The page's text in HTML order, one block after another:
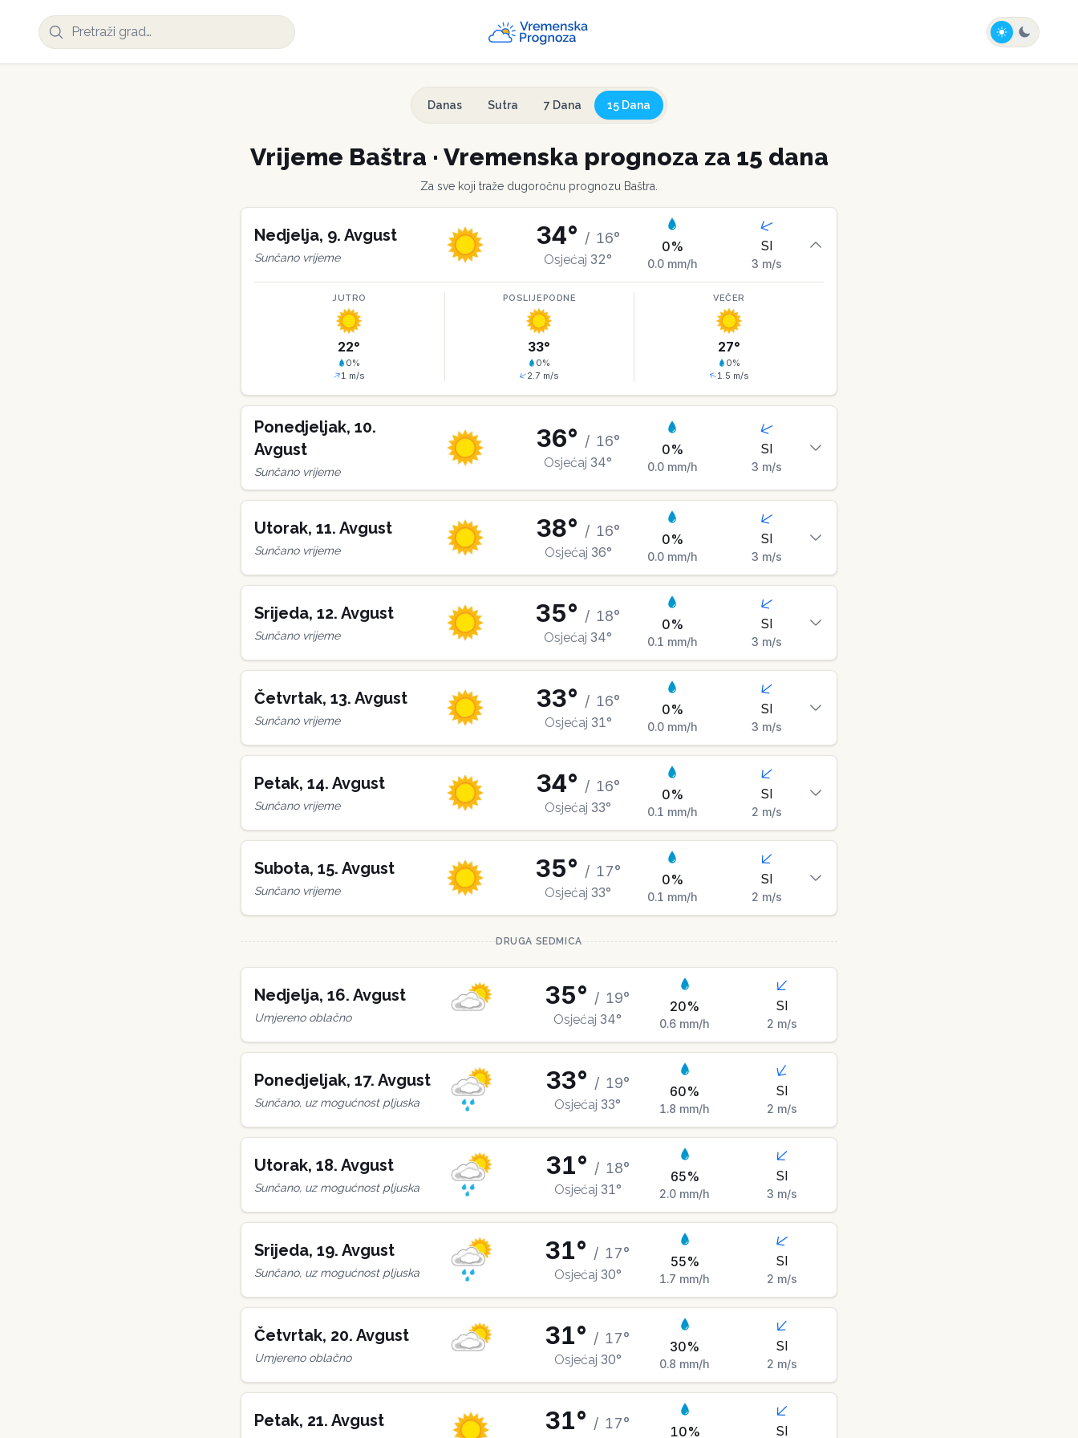
Danas Sutra 7 Dana 15 Dana
Vrijeme Baštra · Vremenska prognoza za 15 dana
Za sve koji traže dugoročnu prognozu Baštra
Nedjelja, 9. Avgust
Sunčano vrijeme
34° / 16°
Osjećaj 32°
0%
0.0mm/h
SI
3 m/s
JUTRO
22°
0%
1 m/s
POSLIJEPODNE
33°
0%
2.7 m/s
VEČER
27°
0%
1.5 m/s
Ponedjeljak, 10.
Avgust
Sunčano vrijeme
36° / 16°
Osjećaj 34°
0%
0.0mm/h
SI
3 m/s
Utorak, 11. Avgust
Sunčano vrijeme
38° / 16°
Osjećaj 36°
0%
0.0mm/h
SI
3 m/s
Srijeda, 12. Avgust
Sunčano vrijeme
35° / 18°
Osjećaj 34°
0%
0.1 mm/h
SI
3 m/s
Četvrtak, 13. Avgust
Sunčano vrijeme
33° / 16°
Osjećaj 31°
0%
0.0mm/h
SI
3 m/s
Petak, 14. Avgust
Sunčano vrijeme
34° / 16°
Osjećaj 33°
0%
0.1 mm/h
SI
2 m/s
Subota, 15. Avgust
Sunčano vrijeme
35° / 17°
Osjećaj 33°
0%
0.1 mm/h
SI
2 m/s
DRUGA SEDMICA
Nedjelja, 16. Avgust
Umjereno oblačno
35° / 19°
Osjećaj 34°
20%
0.6 mm/h
SI
2 m/s
Ponedjeljak, 17. Avgust
Sunčano, uz mogućnost pljuska
33° / 19°
Osjećaj 33°
60%
1.8 mm/h
SI
2 m/s
Utorak, 18. Avgust
Sunčano, uz mogućnost pljuska
31° / 18°
Osjećaj 31°
65%
2.0 mm/h
SI
3 m/s
Srijeda, 19. Avgust
Sunčano, uz mogućnost pljuska
31° / 17°
Osjećaj 30°
55%
1.7 mm/h
SI
2 m/s
Četvrtak, 20. Avgust
Umjereno oblačno
31° / 17°
Osjećaj 30°
30%
0.8 mm/h
SI
2 m/s
Petak, 21. Avgust 31° / 17°
10% SI